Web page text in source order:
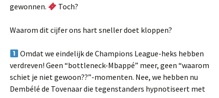
gewonnen.
Toch?
Waarom dit cijfer ons hart sneller doet kloppen?
Omdat we eindelijk de Champions League-heks hebben
verdreven! Geen “bottleneck-Mbappé” meer, geen “waarom
schiet je niet gewoon??”-momenten. Nee, we hebben nu
Dembélé de Tovenaar die tegenstanders hypnotiseert met